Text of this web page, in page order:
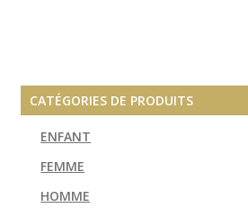
CATÉGORIES DE PRODUITS
ENFANT
FEMME
HOMME